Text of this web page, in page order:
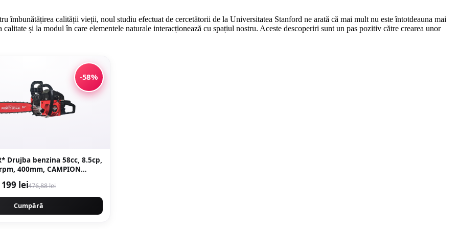
îmbunătățirea calității vieții, noul studiu efectuat de cercetătorii de la Universitatea Stanford ne arată că mai mult nu este întotdeauna mai
și la modul în care elementele naturale interacționează cu spațiul nostru. Aceste descoperiri sunt un pas pozitiv către crearea unor
-58%
Drujba benzina 58cc, 8.5cp,
400mm, CAMPION
CMP1312R
199 lei476,88 lei
Cumpără